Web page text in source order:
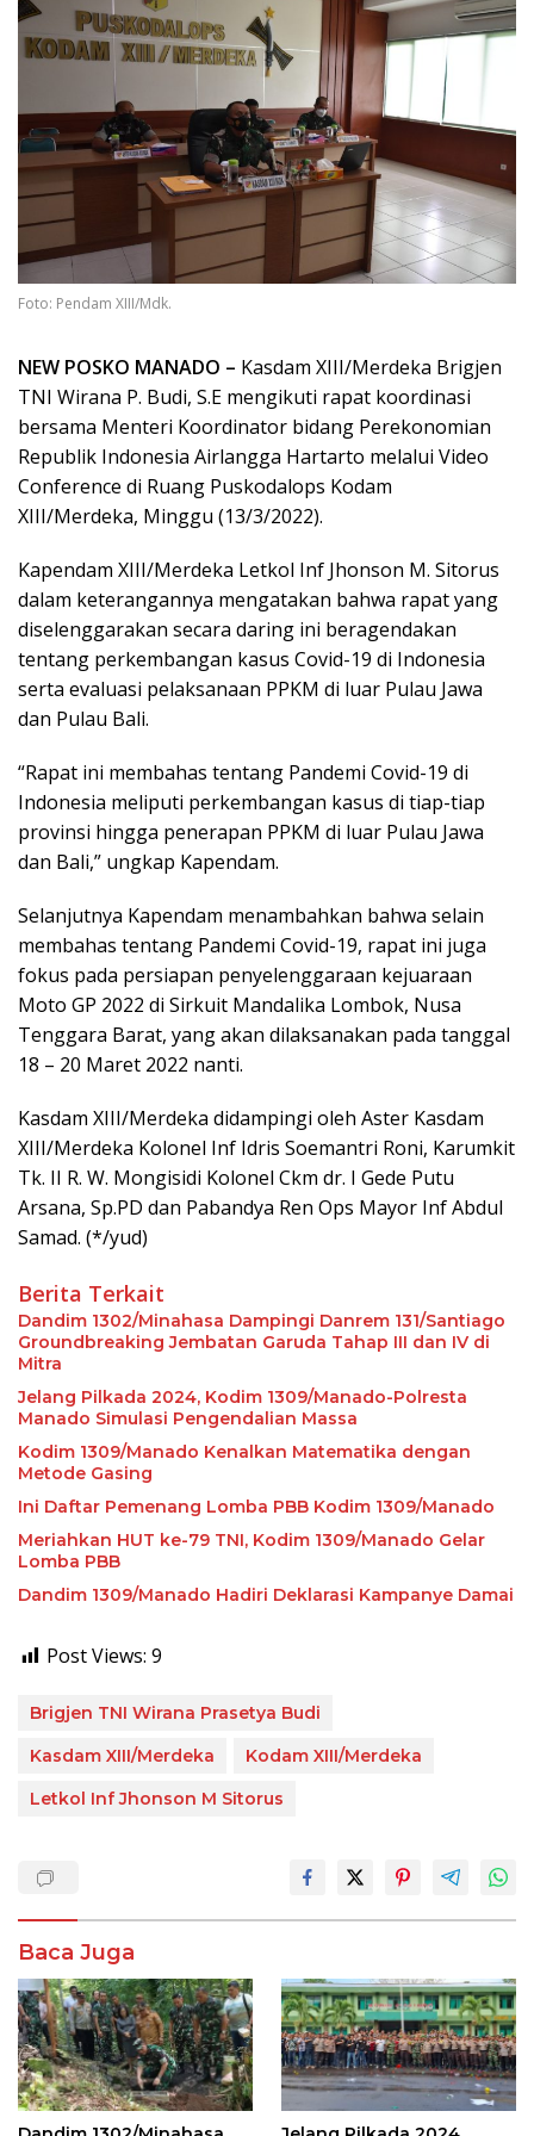
Foto: Pendam XIII/Mdk.
NEW POSKO MANADO – Kasdam XIII/Merdeka Brigjen
TNI Wirana P. Budi, S.E mengikuti rapat koordinasi
bersama Menteri Koordinator bidang Perekonomian
Republik Indonesia Airlangga Hartarto melalui Video
Conference di Ruang Puskodalops Kodam
XIII/Merdeka, Minggu (13/3/2022).
Kapendam XIII/Merdeka Letkol Inf Jhonson M. Sitorus
dalam keterangannya mengatakan bahwa rapat yang
diselenggarakan secara daring ini beragendakan
tentang perkembangan kasus Covid-19 di Indonesia
serta evaluasi pelaksanaan PPKM di luar Pulau Jawa
dan Pulau Bali.
“Rapat ini membahas tentang Pandemi Covid-19 di
Indonesia meliputi perkembangan kasus di tiap-tiap
provinsi hingga penerapan PPKM di luar Pulau Jawa
dan Bali,” ungkap Kapendam.
Selanjutnya Kapendam menambahkan bahwa selain
membahas tentang Pandemi Covid-19, rapat ini juga
fokus pada persiapan penyelenggaraan kejuaraan
Moto GP 2022 di Sirkuit Mandalika Lombok, Nusa
Tenggara Barat, yang akan dilaksanakan pada tanggal
18 – 20 Maret 2022 nanti.
Kasdam XIII/Merdeka didampingi oleh Aster Kasdam
XIII/Merdeka Kolonel Inf Idris Soemantri Roni, Karumkit
Tk. II R. W. Mongisidi Kolonel Ckm dr. I Gede Putu
Arsana, Sp.PD dan Pabandya Ren Ops Mayor Inf Abdul
Samad. (*/yud)
Berita Terkait
Dandim 1302/Minahasa Dampingi Danrem 131/Santiago
Groundbreaking Jembatan Garuda Tahap III dan IV di
Mitra
Jelang Pilkada 2024, Kodim 1309/Manado-Polresta
Manado Simulasi Pengendalian Massa
Kodim 1309/Manado Kenalkan Matematika dengan
Metode Gasing
Ini Daftar Pemenang Lomba PBB Kodim 1309/Manado
Meriahkan HUT ke-79 TNI, Kodim 1309/Manado Gelar
Lomba PBB
Dandim 1309/Manado Hadiri Deklarasi Kampanye Damai
Post Views: 9
Brigjen TNI Wirana Prasetya Budi
Kasdam XIII/Merdeka
Kodam XIII/Merdeka
Letkol Inf Jhonson M Sitorus
Baca Juga